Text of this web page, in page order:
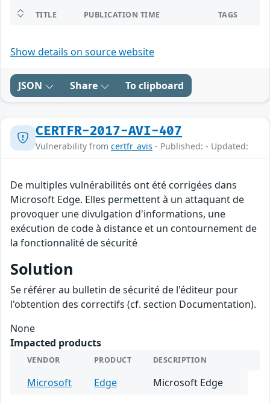
TITLE PUBLICATION TIME TAGS
Show details on source website
JSON Share To clipboard
CERTFR-2017-AVI-407
Vulnerability from certfr_avis - Published: - Updated:
De multiples vulnérabilités ont été corrigées dans
Microsoft Edge. Elles permettent à un attaquant de
provoquer une divulgation d'informations, une
exécution de code à distance et un contournement de
la fonctionnalité de sécurité
Solution
Se référer au bulletin de sécurité de l'éditeur pour
l'obtention des correctifs (cf. section Documentation).
None
Impacted products
VENDOR PRODUCT DESCRIPTION
Microsoft Edge Microsoft Edge